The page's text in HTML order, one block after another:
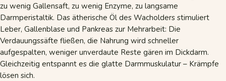
zu wenig Gallensaft, zu wenig Enzyme, zu langsame
Darmperistaltik. Das ätherische Öl des Wacholders stimuliert
Leber, Gallenblase und Pankreas zur Mehrarbeit: Die
Verdauungssäfte fließen, die Nahrung wird schneller
aufgespalten, weniger unverdaute Reste gären im Dickdarm.
Gleichzeitig entspannt es die glatte Darmmuskulatur – Krämpfe
lösen sich.